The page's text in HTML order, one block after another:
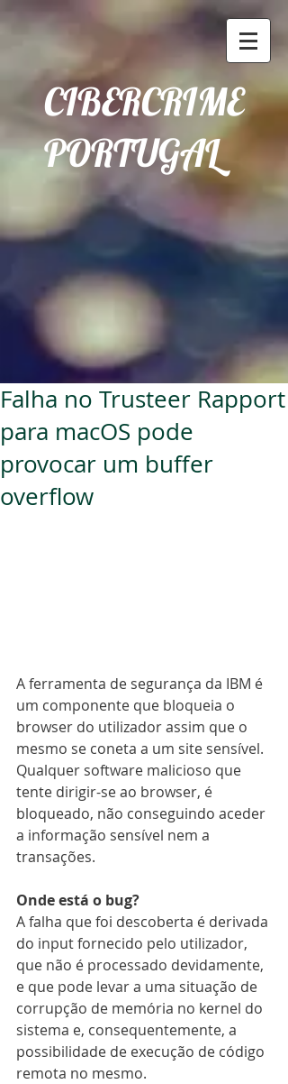
CIBERCRIME
PORTUGAL
Falha no Trusteer Rapport
para macOS pode
provocar um buffer
overflow
A ferramenta de segurança da IBM é
um componente que bloqueia o
browser do utilizador assim que o
mesmo se coneta a um site sensível.
Qualquer software malicioso que
tente dirigir-se ao browser, é
bloqueado, não conseguindo aceder
a informação sensível nem a
transações.
Onde está o bug?
A falha que foi descoberta é derivada
do input fornecido pelo utilizador,
que não é processado devidamente,
e que pode levar a uma situação de
corrupção de memória no kernel do
sistema e, consequentemente, a
possibilidade de execução de código
remota no mesmo.